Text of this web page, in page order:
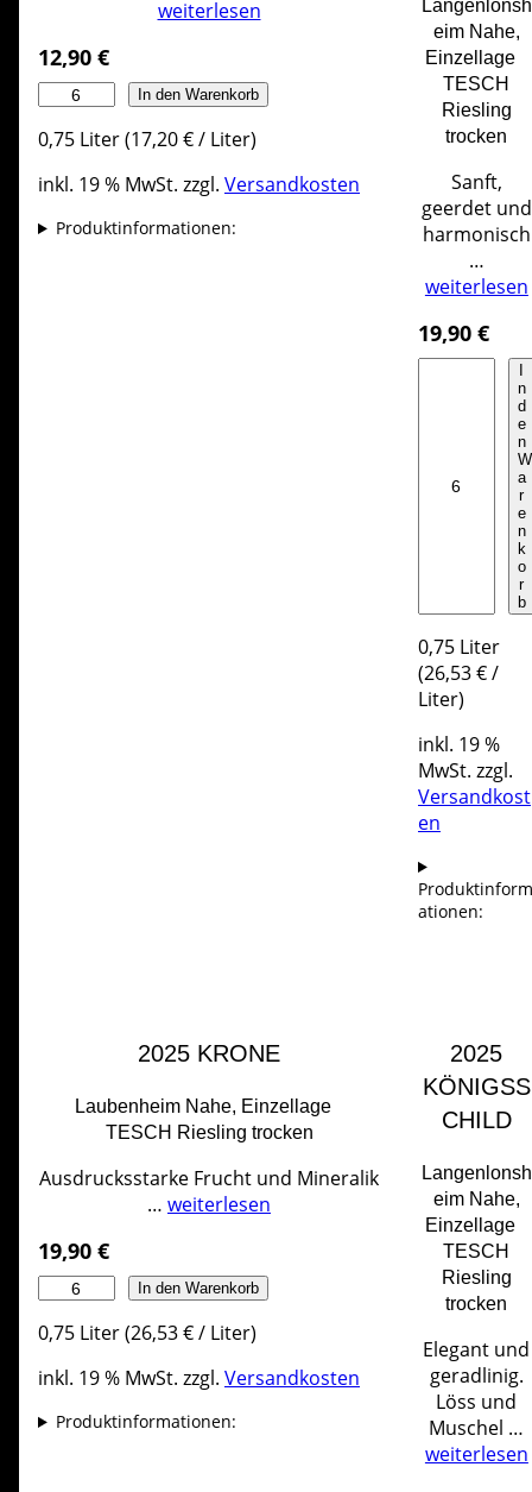
o
x
M
e
g
weiterlesen
12,90 €
p
l
u
g
In den Warenkorb
0,75 Liter(17,20€/ Liter)
inkl. 19 % MwSt. zzgl. Versandkosten
Produktinformationen:
Langenlonsh
eim Nahe,
Einzellage
TESCH
Riesling
trocken
Sanft,
geerdet und
harmonisch
…
weiterlesen
19,90 €
e
n
g
e
n
d
e
n
W
a
r
e
n
k
o
r
b
0,75 Liter
(26,53€/
Liter)
inkl. 19 %
MwSt. zzgl.
Versandkost
en
Produktinform
ationen:
2025 KRONE
Laubenheim Nahe, Einzellage
TESCH Riesling trocken
Ausdrucksstarke Frucht und Mineralik
… weiterlesen
19,90 €
o
n
e
M
In den Warenkorb
0,75 Liter(26,53€/ Liter)
inkl. 19 % MwSt. zzgl. Versandkosten
Produktinformationen:
2025
KÖNIGSS
CHILD
Langenlonsh
eim Nahe,
Einzellage
TESCH
Riesling
trocken
Elegant und
geradlinig.
Löss und
Muschel …
weiterlesen